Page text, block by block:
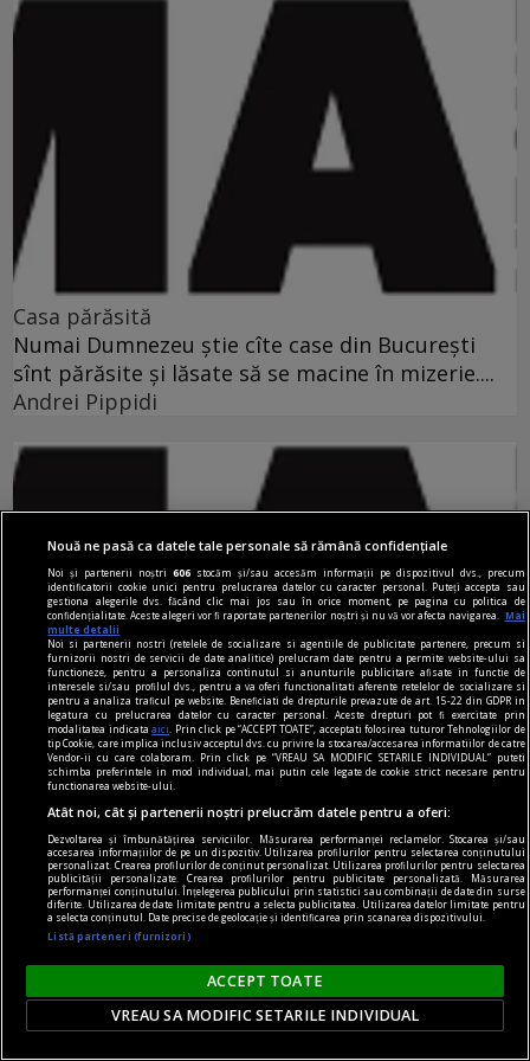
Casa părăsită
Numai Dumnezeu ştie cîte case din Bucureşti
sînt părăsite şi lăsate să se macine în mizerie....
Andrei Pippidi
To blog or not to blog
Îndemnată să-şi noteze fragmentele de existenţă
cotidiană, fără nici o preocupare stilistică, fără
efort analitic sau dorinţă de transfigurare, cu
automatismul care ar fi, chipurile, garantul
autentic...
Adrian MIHALACHE
Nouă ne pasă ca datele tale personale să rămână confidențiale
Noi și partenerii noștri606 stocăm și/sau accesăm informații pe dispozitivul dvs., precum
identificatorii cookie unici pentru prelucrarea datelor cu caracter personal. Puteți accepta sau
gestiona alegerile dvs. făcând clic mai jos sau în orice moment, pe pagina cu politica de
confidențialitate. Aceste alegeri vor fi raportate partenerilor noștri și nu vă vor afecta navigarea.
Mai
multe detalii
Noi si partenerii nostri (retelele de socializare si agentiile de publicitate partenere, precum si
furnizorii nostri de servicii de date analitice) prelucram date pentru a permite website-ului sa
functioneze, pentru a personaliza continutul si anunturile publicitare afisate in functie de
interesele si/sau profilul dvs., pentru a va oferi functionalitati aferente retelelor de socializare si
pentru a analiza traficul pe website. Beneficiati de drepturile prevazute de art. 15-22 din GDPR in
legatura cu prelucrarea datelor cu caracter personal. Aceste drepturi pot fi exercitate prin
modalitatea indicataaici
. Prin click pe “ACCEPT TOATE”, acceptati folosirea tuturor Tehnologiilor de
tip Cookie, care implica inclusiv acceptul dvs. cu privire la stocarea/accesarea informatiilor de catre
Vendor-ii cu care colaboram. Prin click pe “VREAU SA MODIFIC SETARILE INDIVIDUAL” puteti
schimba preferintele in mod individual, mai putin cele legate de cookie strict necesare pentru
functionarea website-ului.
Atât noi, cât și partenerii noștri prelucrăm datele pentru a oferi:
Dezvoltarea și îmbunătățirea serviciilor. Măsurarea performanței reclamelor. Stocarea și/sau
accesarea informațiilor de pe un dispozitiv. Utilizarea profilurilor pentru selectarea conținutului
personalizat. Crearea profilurilor de conținut personalizat. Utilizarea profilurilor pentru selectarea
publicității personalizate. Crearea profilurilor pentru publicitate personalizată. Măsurarea
performanței conținutului. Înțelegerea publicului prin statistici sau combinații de date din surse
diferite. Utilizarea de date limitate pentru a selecta publicitatea. Utilizarea datelor limitate pentru
a selecta conținutul. Date precise de geolocație și identificarea prin scanarea dispozitivului.
Listă parteneri (furnizori)
ACCEPT TOATE
VREAU SA MODIFIC SETARILE INDIVIDUAL